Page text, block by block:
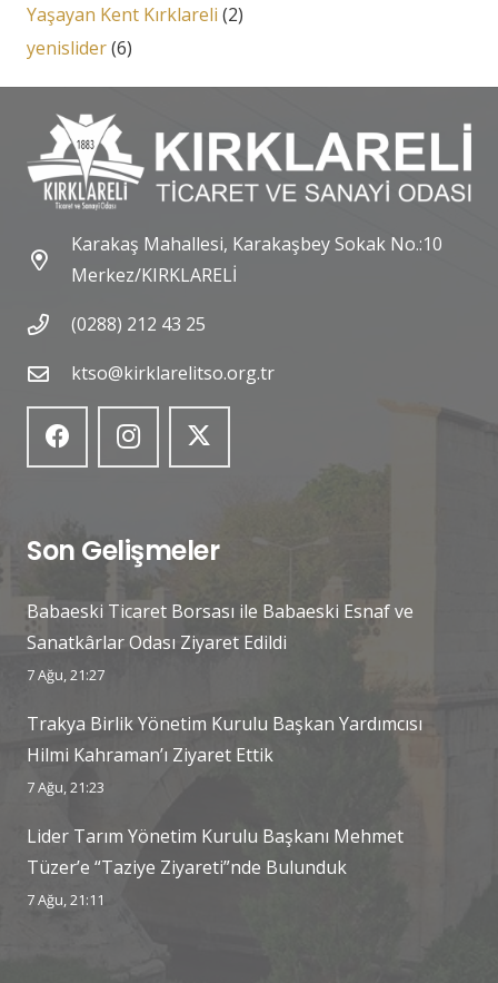
Yaşayan Kent Kırklareli (2)
yenislider(6)
Karakaş Mahallesi, Karakaşbey Sokak No.:10
Merkez/KIRKLARELİ
(0288) 212 43 25
ktso@kirklarelitso.org.tr
Son Gelişmeler
Babaeski Ticaret Borsası ile Babaeski Esnaf ve
Sanatkârlar Odası Ziyaret Edildi
7 Ağu, 21:27
Trakya Birlik Yönetim Kurulu Başkan Yardımcısı
Hilmi Kahraman’ı Ziyaret Ettik
7 Ağu, 21:23
Lider Tarım Yönetim Kurulu Başkanı Mehmet
Tüzer’e “Taziye Ziyareti”nde Bulunduk
7 Ağu, 21:11